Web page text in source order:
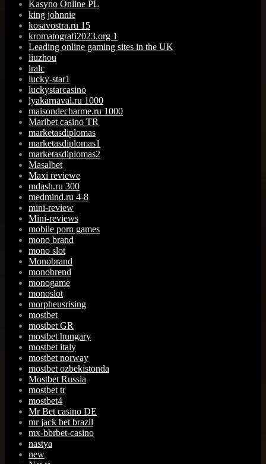
Kasyno Online PL
king johnnie
kosavostra.ru 15
kromatografi2023.org 1
Leading online gaming sites in the UK
liuzhou
lralc
lucky-star1
luckystarcasino
lyakarnaval.ru 1000
maisondecharme.ru 1000
Maribet casino TR
marketasdiplomas
marketasdiplomas1
marketasdiplomas2
Masalbet
Maxi reviewe
mdash.ru 300
medmind.ru 4-8
mini-review
Mini-reviews
mobile porn games
mono brand
mono slot
Monobrand
monobrend
monogame
monoslot
morpheusrising
mostbet
mostbet GR
mostbet hungary
mostbet italy
mostbet norway
mostbet ozbekistonda
Mostbet Russia
mostbet tr
mostbet4
Mr Bet casino DE
mr jack bet brazil
mx-bbrbet-casino
nastya
new